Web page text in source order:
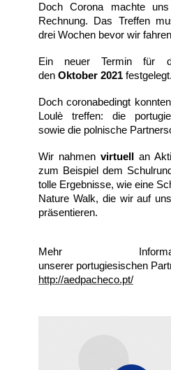
Doch Corona machte
Rechnung. Das Treffen
drei Wochen bevor wir
Ein neuer Termin für
den Oktober 2021 festgelegt.
Doch coronabedingt
Loulè treffen: die
sowie die polnische
Wir nahmen virtuell an
zum Beispiel dem
tolle Ergebnisse, wie eine
Nature Walk, die wir auf
präsentieren.
Mehr
unserer portugiesischen
http://aedpacheco.pt/